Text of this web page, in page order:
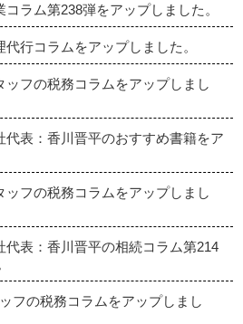
ラム第238弾をアップしました。
行コラムをアップしました。
フの税務コラムをアップしまし
表：香川晋平のおすすめ書籍をア
フの税務コラムをアップしまし
表：香川晋平の相続コラム第214
フの税務コラムをアップしまし